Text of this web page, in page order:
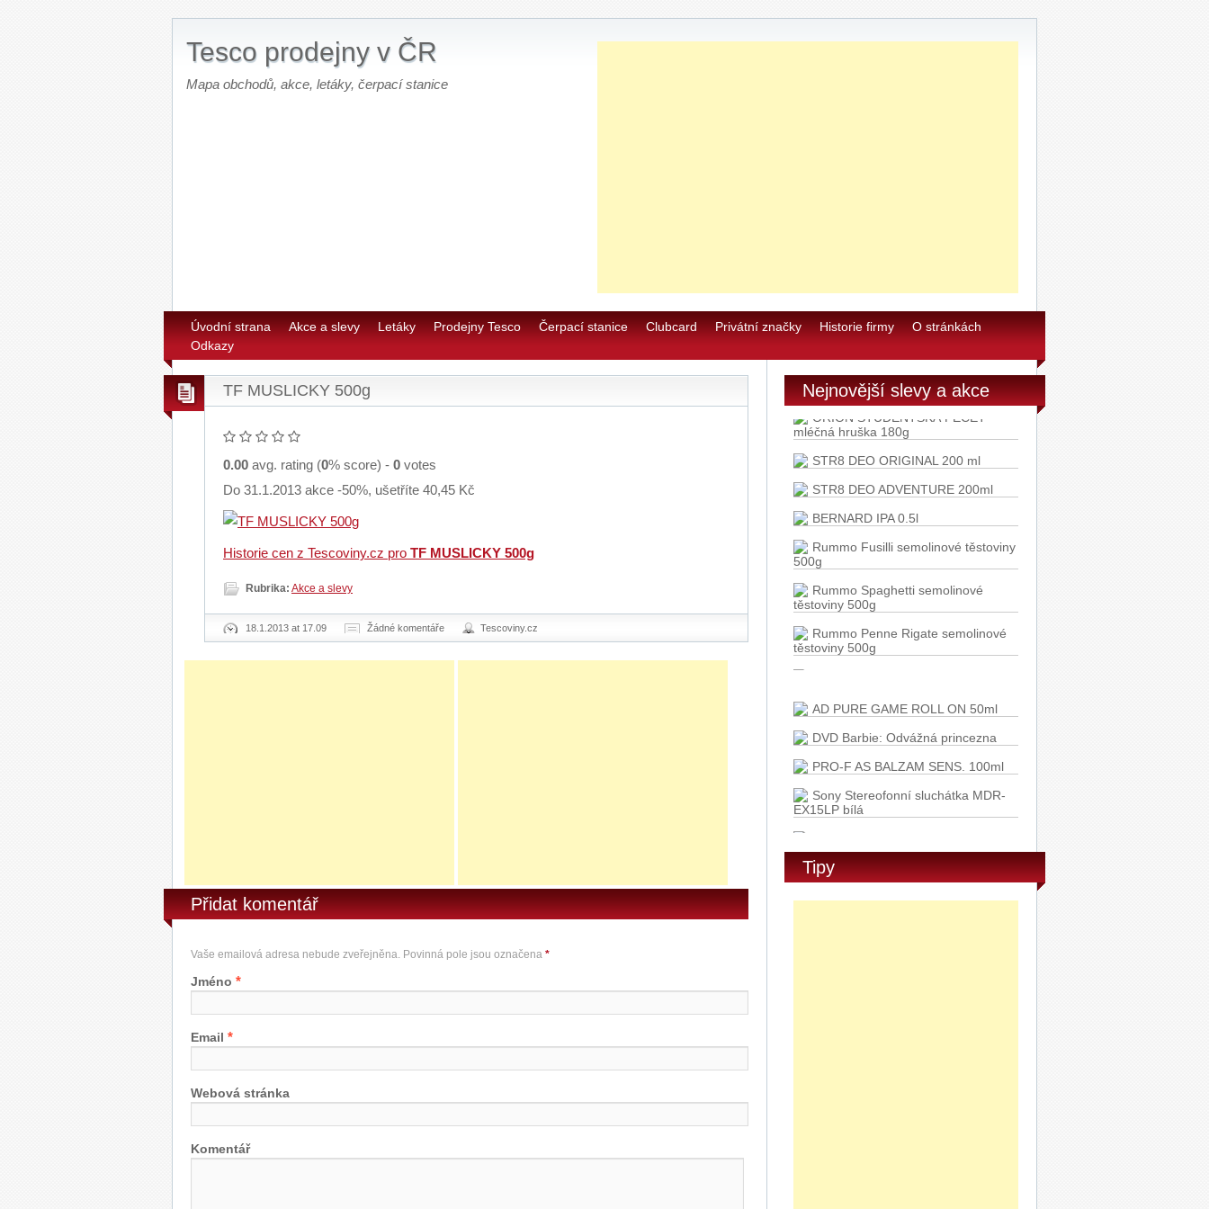
Tesco prodejny v ČR
Mapa obchodů, akce, letáky, čerpací stanice
Úvodní strana Akce a slevy Letáky Prodejny Tesco Čerpací stanice Clubcard Privátní značky Historie firmy
O stránkách
Odkazy
TF MUSLICKY 500g
0.00 avg. rating (0% score) - 0 votes
Do 31.1.2013 akce -50%, ušetříte 40,45 Kč
Historie cen z Tescoviny.cz pro TF MUSLICKY 500g
Rubrika: Akce a slevy
18.1.2013 at 17.09 Žádné komentáře Tescoviny.cz
Přidat komentář
Vaše emailová adresa nebude zveřejněna. Povinná pole jsou označena *
Jméno *
Email *
Webová stránka
Komentář
Nejnovější slevy a akce
SLUCHATKA PHILIPS SHE3705BK
čokoláda 180g
ORION STUDENTSKÁ PEČEŤ
STR8 DEO ORIGINAL 200 ml
STR8 DEO ADVENTURE 200ml
BERNARD IPA 0.5l
Rummo Fusilli semolinové těstoviny
500g
Rummo Spaghetti semolinové
těstoviny 500g
Rummo Penne Rigate semolinové
těstoviny 500g
Ponti Balzamikové glazé 250g
DVD Barbie: Odvážná princezna
PRO-F AS BALZAM SENS. 100ml
Sony Stereofonní sluchátka MDR-
EX15LP bílá
SLUCHATKA PHILIPS SHE3705BK
00
Philips Vibes My Jam sluchátka do
uší s mikrofonem SHE3705WT/00
Tipy